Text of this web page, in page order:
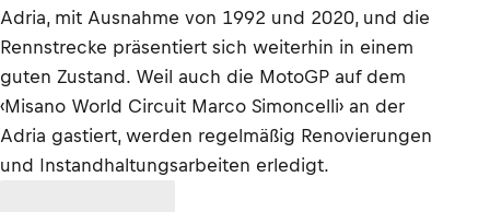
Adria, mit Ausnahme von 1992 und 2020, und die
Rennstrecke präsentiert sich weiterhin in einem
guten Zustand. Weil auch die MotoGP auf dem
‹Misano World Circuit Marco Simoncelli› an der
Adria gastiert, werden regelmäßig Renovierungen
und Instandhaltungsarbeiten erledigt.